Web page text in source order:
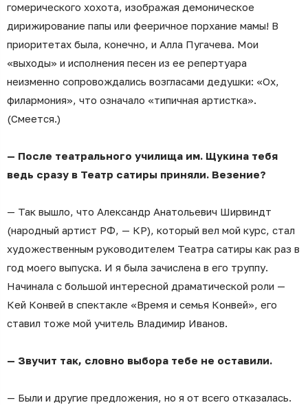
гомерического хохота, изображая демоническое
дирижирование папы или фееричное порхание мамы! В
приоритетах была, конечно, и Алла Пугачева. Мои
«выходы» и исполнения песен из ее репертуара
неизменно сопровождались возгласами дедушки: «Ох,
филармония», что означало «типичная артистка».
(Смеется.)
— После театрального училища им. Щукина тебя
ведь сразу в Театр сатиры приняли. Везение?
— Так вышло, что Александр Анатольевич Ширвиндт
(народный артист РФ, — КР), который вел мой курс, стал
художественным руководителем Театра сатиры как раз в
год моего выпуска. И я была зачислена в его труппу.
Начинала с большой интересной драматической роли —
Кей Конвей в спектакле «Время и семья Конвей», его
ставил тоже мой учитель Владимир Иванов.
— Звучит так, словно выбора тебе не оставили.
— Были и другие предложения, но я от всего отказалась.